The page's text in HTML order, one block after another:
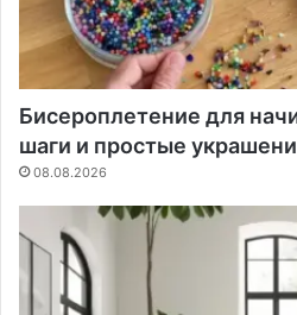
Бисероплетение для
шаги и простые
08.08.2026